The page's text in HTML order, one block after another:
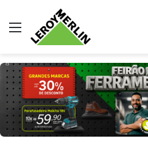
Menu